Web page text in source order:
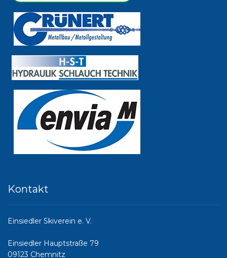
Kontakt
Einsiedler Skiverein e. V.
Einsiedler Hauptstraße 79
09123 Chemnitz